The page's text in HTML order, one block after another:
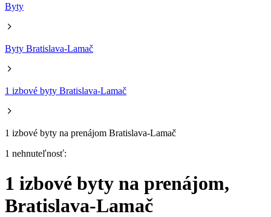
Byty
Byty Bratislava-Lamač
1 izbové byty Bratislava-Lamač
1 izbové byty na prenájom Bratislava-Lamač
1 nehnuteľnosť:
1 izbové byty na prenájom,
Bratislava-Lamač